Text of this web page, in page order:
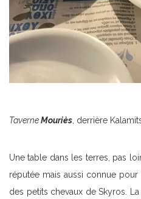
TaverneMouriès , derrière
Une table dans les terres, pas
réputée mais aussi connue
des petits chevaux de Skyros.